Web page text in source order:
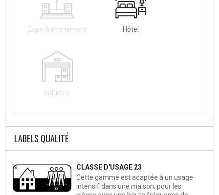
Expo & évènement Hôtel
Industrie
LABELS QUALITÉ
CLASSE D'USAGE 23
Cette gamme est adaptée à un usage
intensif dans une maison, pour les